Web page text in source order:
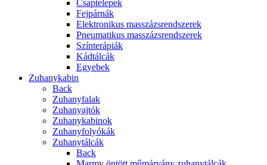
Csaptelepek
Fejpárnák
Elektronikus masszázsrendszerek
Pneumatikus masszázsrendszerek
Színterápiák
Kádtálcák
Egyebek
Zuhanykabin
Back
Zuhanyfalak
Zuhanyajtók
Zuhanykabinok
Zuhanyfolyókák
Zuhanytálcák
Back